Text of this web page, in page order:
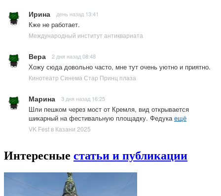
Ирина день назад 13:41
Кже не работает.
Международный институт антиквариата
Вера 2 дня назад 08:48
Хожу сюда довольно часто, мне тут очень уютно и приятно.
Кинотеатр Синема Стар Принц плаза
Марина 3 дня назад 16:25
Шли пешком через мост от Кремля, вид открывается
шикарный на фестивальную площадку. Федукаещё
VK Fest в Казани 2025
Интересные статьи и публикации